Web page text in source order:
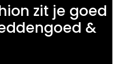
zit je goed
&